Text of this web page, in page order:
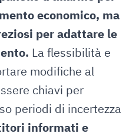
economico, ma
per adattare le
La flessibilità e
modifiche al
chiavi per
periodi di incertezza
informati e